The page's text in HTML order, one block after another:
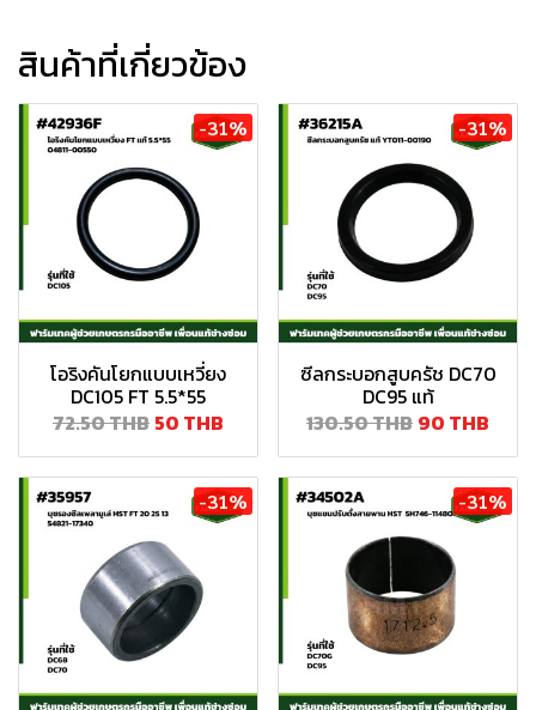
สินค้าที่เกี่ยวข้อง
-31%
โอริงคันโยกแบบเหวี่ยง
DC105 FT 5.5*55
72.50 THB 50 THB
-31%
ซีลกระบอกสูบครัช DC70
DC95 แท้
130.50 THB 90 THB
-31% -31%